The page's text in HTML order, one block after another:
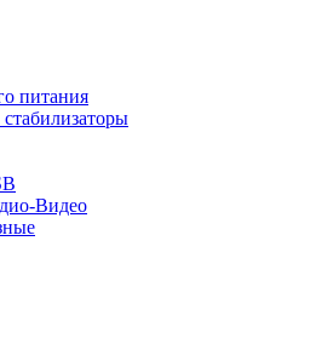
питания
Видео